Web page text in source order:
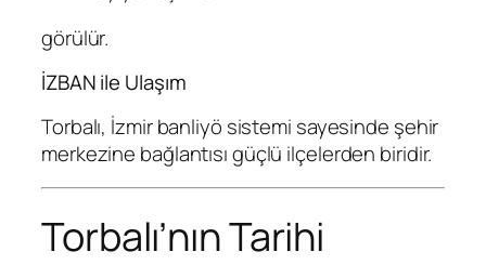
görülür.
İZBAN ile Ulaşım
Torbalı, İzmir banliyö sistemi sayesinde şehir
merkezine bağlantısı güçlü ilçelerden biridir.
Torbalı’nın Tarihi